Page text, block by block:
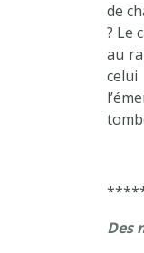
de
? Le
au
Des